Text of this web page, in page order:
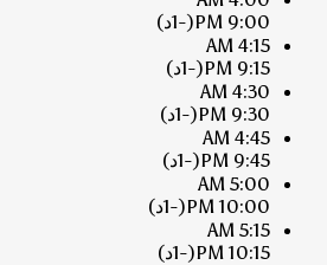
9:00 PM
(-1د)
4:15 AM
9:15 PM
(-1د)
4:30 AM
9:30 PM
(-1د)
4:45 AM
9:45 PM
(-1د)
5:00 AM
10:00 PM
(-1د)
5:15 AM
10:15 PM
(-1د)